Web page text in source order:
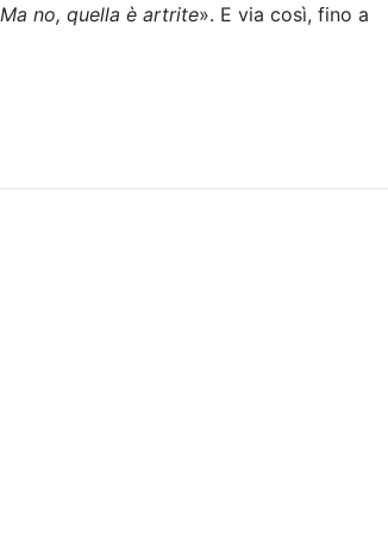
Ma no, quella è artrite». E via così, fino a